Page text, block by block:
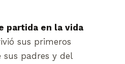
partida en la vida
sus primeros
sus padres y del